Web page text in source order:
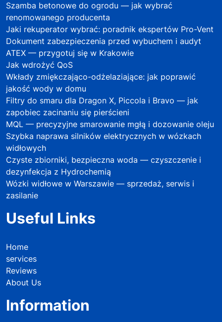
Szamba betonowe do ogrodu — jak wybrać
renomowanego producenta
Jaki rekuperator wybrać: poradnik ekspertów Pro-Vent
Dokument zabezpieczenia przed wybuchem i audyt
ATEX — przygotuj się w Krakowie
Jak wdrożyć QoS
Wkłady zmiękczająco-odżelaziające: jak poprawić
jakość wody w domu
Filtry do smaru dla Dragon X, Piccola i Bravo — jak
zapobiec zacinaniu się pierścieni
MQL — precyzyjne smarowanie mgłą i dozowanie oleju
Szybka naprawa silników elektrycznych w wózkach
widłowych
Czyste zbiorniki, bezpieczna woda — czyszczenie i
dezynfekcja z Hydrochemią
Wózki widłowe w Warszawie — sprzedaż, serwis i
zasilanie
Useful Links
Home
services
Reviews
About Us
Information